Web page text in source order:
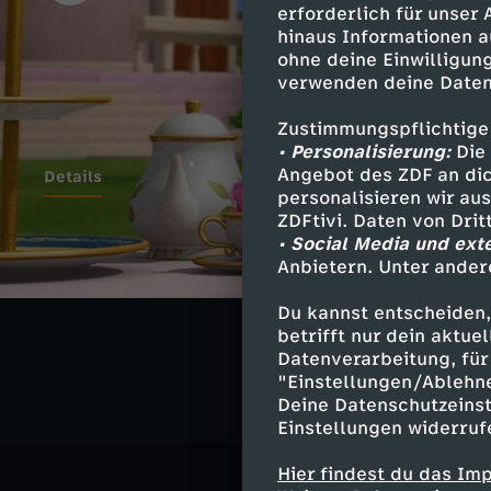
erforderlich für unser
hinaus Informationen
ohne deine
verwenden deine
• Personalisierung:Die
Angebot des ZDF an
personalisieren wir
ZDFtivi. Daten von
• Social Media und
Anbietern. Unter
Du kannst
betrifft nur dein
Datenverarbeitung,
"Einstellungen/
Deine
Einstellungen
Hier findest du das
Details
Ähnliche
Abenteuer